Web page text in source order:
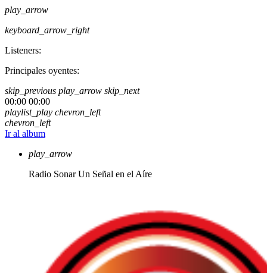
play_arrow
keyboard_arrow_right
Listeners:
Principales oyentes:
skip_previous play_arrow skip_next
00:00 00:00
playlist_play chevron_left
chevron_left
Ir al album
play_arrow
Radio Sonar Un Señal en el Aíre